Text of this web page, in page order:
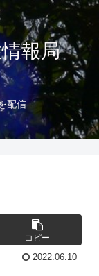
報局
配信
コピー
2022.06.10